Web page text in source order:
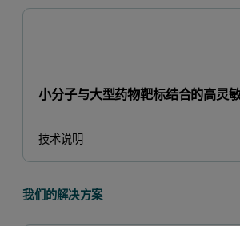
小分子与大型药物靶标结合的高灵
技术说明
我们的解决方案